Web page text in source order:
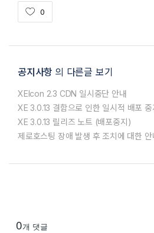
0
공지사항 의 다른글 보기
XEIcon 2.3 CDN 일시중단 안내
XE 3.0.13 결함으로 인한 일시적 배포 중
XE 3.0.13 릴리즈 노트 (배포중지)
제로호스팅 장애 발생 후 조치에 대한
0개 댓글